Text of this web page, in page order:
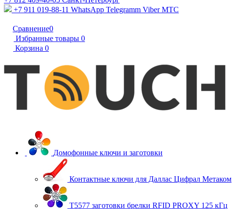
+7 911 019-88-11 WhatsApp Telegramm Viber МТС
Сравнение0
Избранные товары 0
Корзина 0
Домофонные ключи и заготовки
Контактные ключи для Даллас Цифрал Метаком
T5577 заготовки брелки RFID PROXY 125 кГц